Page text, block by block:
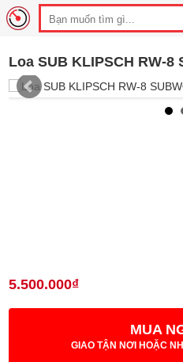
Loa SUB KLIPSCH RW-8
5.500.000₫
MUA
GIAO TẬN NƠI HOẶC